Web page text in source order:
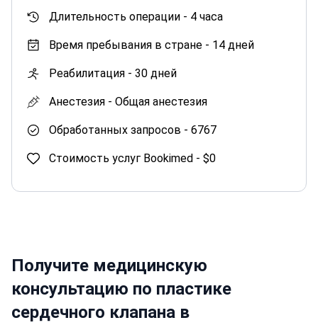
Длительность операции - 4 часа
Время пребывания в стране - 14 дней
Реабилитация - 30 дней
Анестезия - Общая анестезия
Обработанных запросов - 6767
Стоимость услуг Bookimed - $0
Получите медицинскую
консультацию по пластике
сердечного клапана в